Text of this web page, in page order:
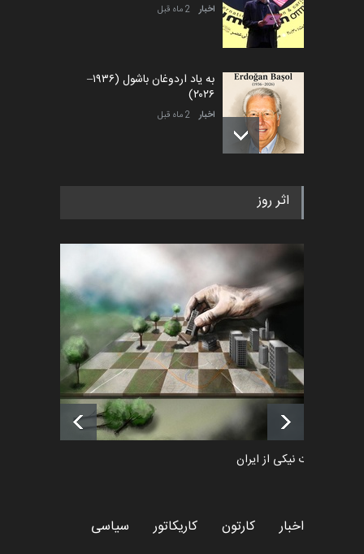
اخبار 2 ماه قبل
به یاد اردوغان باشول (۱۹۳۶–
۲۰۲۶)
اخبار 2 ماه قبل
رویداد کارگاهی کارتون و پوستر
اخبار 6 ماه قبل
فراخوان رویداد کارگاهی کارتون و
پوستر "ایران سربل…
اخبار 6 ماه قبل
لیست شرکت کنندگان یازدهمین
جشنواره بین‌المللی کا…
اخبار
اثر روز
طراوت نیکی از ایران
اخبار کارتون کاریکاتور سیاسی